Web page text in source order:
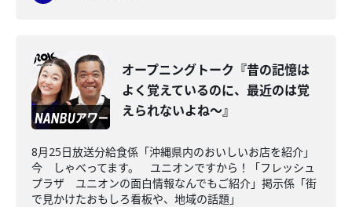
オープニングトーク『昔の記憶は
よく覚えているのに、最近のは覚
えられないよね～』
8月25日放送分給食係「沖縄県内のおいしいお店を紹介」
今 しゃべってます。 ユニオンですから！「フレッシュ
プラザ ユニオンの面白情報なんでもご紹介」掲示係「街
で見かけたおもしろ看板や、地域の話題」